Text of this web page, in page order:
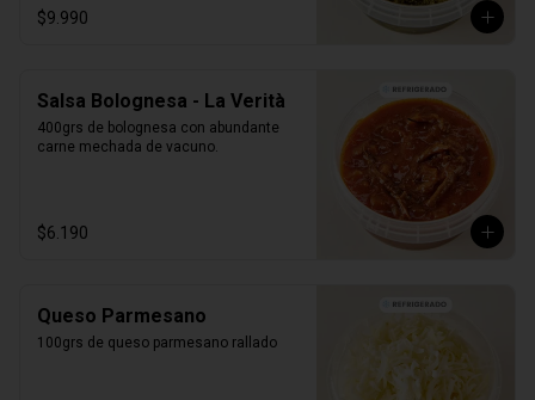
$9.990
Salsa Bolognesa - La Verità
400grs de bolognesa con abundante
carne mechada de vacuno.
$6.190
Queso Parmesano
100grs de queso parmesano rallado